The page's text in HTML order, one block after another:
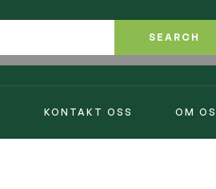
SEARCH
KONTAKT OSS OM